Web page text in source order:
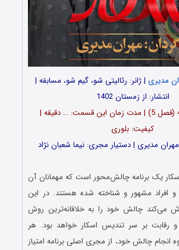
مدیری | ژانر: رئالیتی شو، گیم شو، مسابقه |
انتشار: از زمستان 1402
تعداد قسمت‌: 4 (فصل 5) | مدت زمان این قسمت: … دقیقه |
کیفیت: بلوری
مهران مدیری | دستیار مجری: نیما شعبان نژاد
یک برنامه چالش‌محور است که مهمانان آن
و افراد مشهور و شناخته‌ شده هستند. در این
می‌کند چالش خود را به خلاقانه‌ترین روش
رقابت بر سر تندیس اسکار خواهد بود. هر
انجام چالش خود، از مجری اصلی برنامه امتیاز